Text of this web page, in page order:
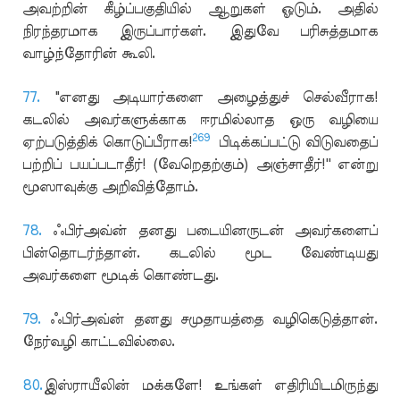
அவற்றின் கீழ்ப்பகுதியில் ஆறுகள் ஓடும். அதில்
நிரந்தரமாக இருப்பார்கள். இதுவே பரிசுத்தமாக
வாழ்ந்தோரின் கூலி.
77. "எனது அடியார்களை அழைத்துச் செல்வீராக!
கடலில் அவர்களுக்காக ஈரமில்லாத ஒரு வழியை
ஏற்படுத்திக் கொடுப்பீராக!269
பிடிக்கப்பட்டு விடுவதைப்
பற்றிப் பயப்படாதீர்! (வேறெதற்கும்) அஞ்சாதீர்!'' என்று
மூஸாவுக்கு அறிவித்தோம்.
78. ஃபிர்அவ்ன் தனது படையினருடன் அவர்களைப்
பின்தொடர்ந்தான். கடலில் மூட வேண்டியது
அவர்களை மூடிக் கொண்டது.
79. ஃபிர்அவ்ன் தனது சமுதாயத்தை வழிகெடுத்தான்.
நேர்வழி காட்டவில்லை.
80. இஸ்ராயீலின் மக்களே! உங்கள் எதிரியிடமிருந்து